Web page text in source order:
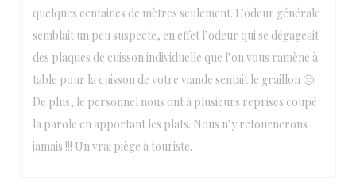
quelques centaines de mètres seulement. L’odeur générale
semblait un peu suspecte, en effet l’odeur qui se dégageait
des plaques de cuisson individuelle que l’on vous ramène à
table pour la cuisson de votre viande sentait le graillon 🤢.
De plus, le personnel nous ont à plusieurs reprises coupé
la parole en apportant les plats. Nous n’y retournerons
jamais !!! Un vrai piège à touriste.